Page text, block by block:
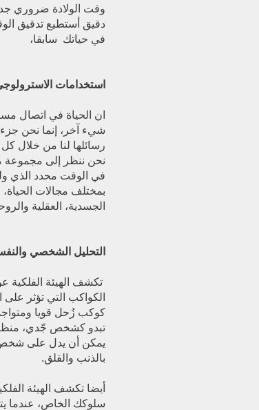
وقت الولادة ضروري
دقيق أستطيع تدقيق
في حياتك سابقا،
استخدامات
ان الحياة في اتصال
شيء آخر، إنما نحن جزء
رسائلها لنا من خلال كل
نحن ننظر إلى مجموعة
في الوقت محدد الذي
بمختلف مجالات الحياة،
الجسدية، العقلية
التحليل الشخصي
تكشف الهيئة الفلكية
الكواكب التي تؤثر على
كوكب زُحل قويا
تبدو كشخص جّدي،
يمكن أن يدل على شخص
بالذنب والقلق.
أيضا تكشف الهيئة
سلوكك الخاص، عندما